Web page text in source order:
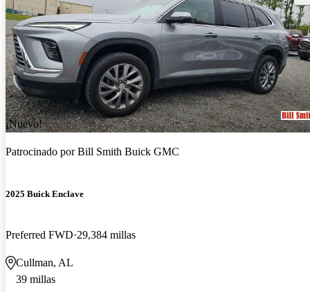
¡Nuevo!
Patrocinado porBill Smith Buick GMC
2025 Buick Enclave
Preferred FWD 29,384 millas
Cullman, AL
39 millas